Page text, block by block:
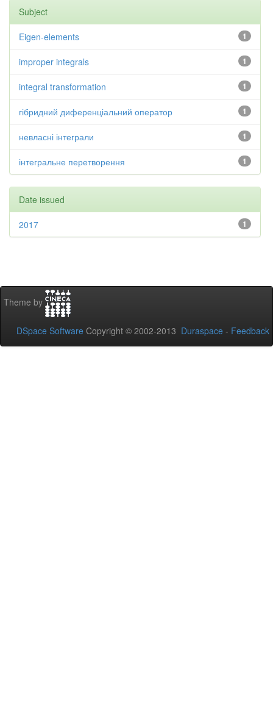
Subject
1
Eigen-elements
1
improper integrals
1
integral transformation
1
гібридний диференціальний оператор
1
невласні інтеграли
1
інтегральне перетворення
Date issued
1
2017
Theme by
DSpace Software Copyright © 2002-2013 Duraspace - Feedback